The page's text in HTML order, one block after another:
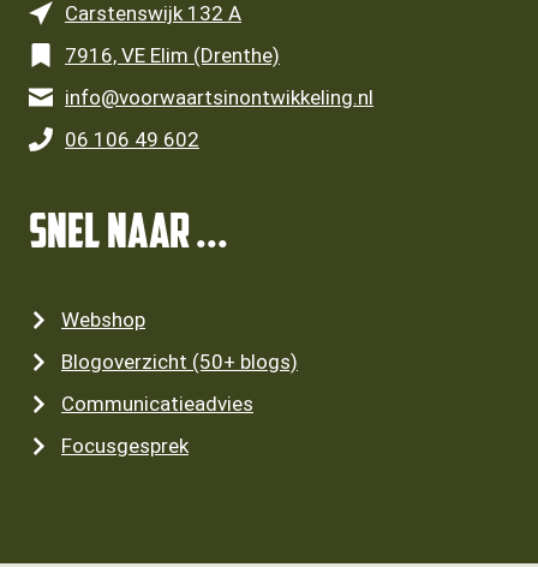
Carstenswijk 132 A
7916, VE Elim (Drenthe)
info@voorwaartsinontwikkeling.nl
06 106 49 602
SNEL NAAR ...
Webshop
Blogoverzicht (50+ blogs)
Communicatieadvies
Focusgesprek